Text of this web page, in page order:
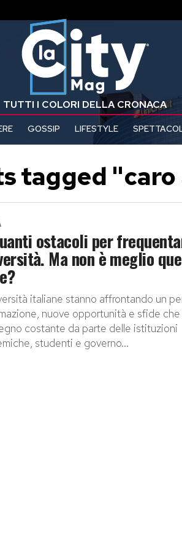
TUTTI I COLORI DELLA CRONACA
GOSSIP LIFESTYLE
tagged
ostacoli per
Ma non è meglio
italiane stanno affrontando un
nuove opportunità e sfide
costante da parte delle istituzioni
studenti e governo...